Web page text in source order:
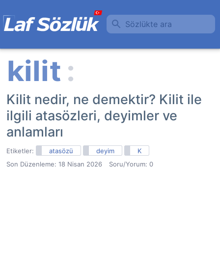
Sözlükte ara
Kilit nedir, ne demektir? Kilit ile
ilgili atasözleri, deyimler ve
anlamları
Etiketler: atasözü deyim
K
Son Düzenleme: 18 Nisan 2026 Soru/Yorum: 0